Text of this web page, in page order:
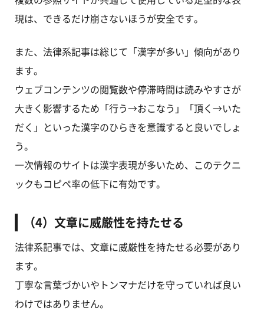
現は、できるだけ崩さないほうが安全です。
また、法律系記事は総じて「漢字が多い」傾向があり
ます。
ウェブコンテンツの閲覧数や停滞時間は読みやすさが
大きく影響するため「行う→おこなう」「頂く→いた
だく」といった漢字のひらきを意識すると良いでしょ
う。
一次情報のサイトは漢字表現が多いため、このテクニ
ックもコピペ率の低下に有効です。
（4）文章に威厳性を持たせる
法律系記事では、文章に威厳性を持たせる必要があり
ます。
丁寧な言葉づかいやトンマナだけを守っていれば良い
わけではありません。